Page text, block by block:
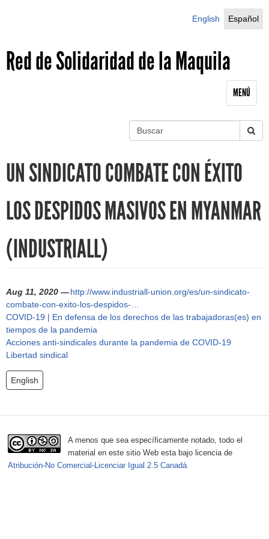
English
Español
Red de Solidaridad de la Maquila
MENÚ
UN SINDICATO COMBATE CON ÉXITO
LOS DESPIDOS MASIVOS EN MYANMAR
(INDUSTRIALL)
Aug 11, 2020 —http://www.industriall-union.org/es/un-sindicato-
combate-con-exito-los-despidos-…
COVID-19 | En defensa de los derechos de las trabajadoras(es) en
tiempos de la pandemia
Acciones anti-sindicales durante la pandemia de COVID-19
Libertad sindical
English
S
e
a
r
f
o
r
u
c
a
A menos que sea específicamente notado, todo el
material en este sitio Web esta bajo licencia de
Atribución-No Comercial-Licenciar Igual 2.5 Canadá.